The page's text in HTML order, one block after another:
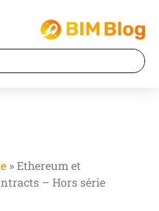
»Ethereum et
– Hors série